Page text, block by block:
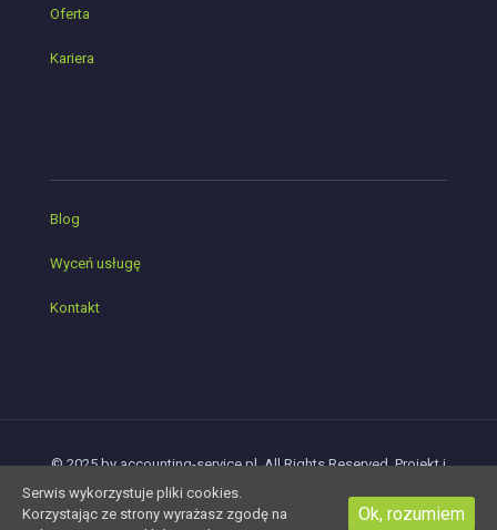
Oferta
Kariera
Blog
Wyceń usługę
Kontakt
© 2025 by accounting-service.pl. All Rights Reserved. Projekt i
realizacja:
Serwis wykorzystuje pliki cookies.
Korzystając ze strony wyrażasz zgodę na
Ok, rozumiem